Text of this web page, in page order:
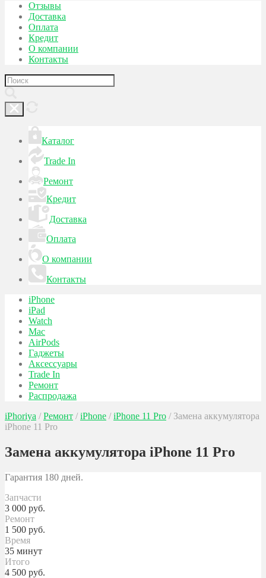
Отзывы
Доставка
Оплата
Кредит
О компании
Контакты
Каталог
Trade In
Ремонт
Кредит
Доставка
Оплата
О компании
Контакты
iPhone
iPad
Watch
Mac
AirPods
Гаджеты
Аксессуары
Trade In
Ремонт
Распродажа
iPhoriya / Ремонт / iPhone / iPhone 11 Pro / Замена аккумулятора
iPhone 11 Pro
Замена аккумулятора iPhone 11 Pro
Гарантия 180 дней.
Запчасти
3 000 руб.
Ремонт
1 500 руб.
Время
35 минут
Итого
4 500 руб.